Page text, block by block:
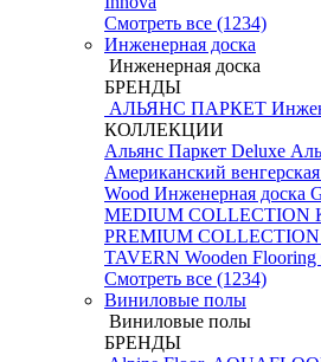
Смотреть все (1234)
Инженерная доска
Инженерная доска
БРЕНДЫ
АЛЬЯНС ПАРКЕТ
КОЛЛЕКЦИИ
Альянс Паркет Deluxe
Американский венгерская
Wood Инженерная доска
MEDIUM COLLECTION
PREMIUM COLLECTION
TAVERN Wooden
Смотреть все (1234)
Виниловые полы
Виниловые полы
БРЕНДЫ